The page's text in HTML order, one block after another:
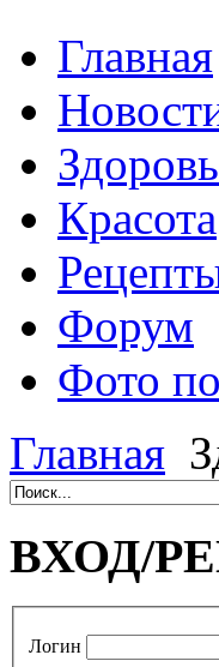
Главная
Красота
Форум
Фото
Главная
ВХОД/
Логин